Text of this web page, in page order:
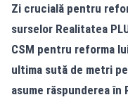
Zi crucială pentru
surselor Realitatea
CSM pentru reforma
ultima sută de metri
asume răspunderea în